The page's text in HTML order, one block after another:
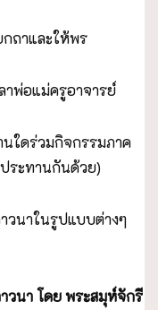
าและให้พร
อแม่ครูอาจารย์
นใดร่วมกิจกรรมภาค
ระทานกันด้วย)
วนาในรูปแบบต่างๆ
วนาโดยพระสมุห์จักรี